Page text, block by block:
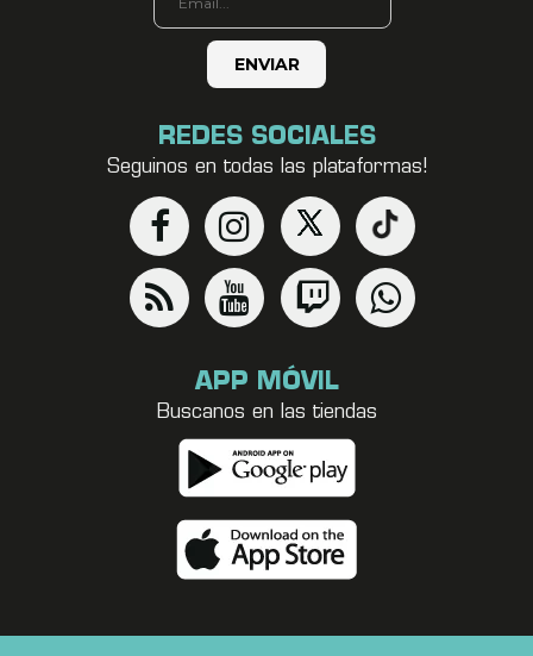
REDES SOCIALES
Seguinos en todas las plataformas!
APP MÓVIL
Buscanos en las tiendas